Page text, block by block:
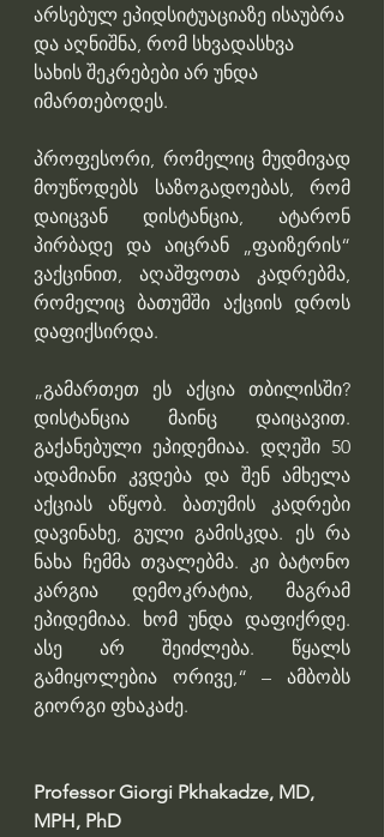
არსებულ ეპიდსიტუაციაზე ისაუბრა
და აღნიშნა, რომ სხვადასხვა
სახის შეკრებები არ უნდა
იმართებოდეს.
პროფესორი, რომელიც მუდმივად
მოუწოდებს საზოგადოებას, რომ
დაიცვან დისტანცია, ატარონ
პირბადე და აიცრან „ფაიზერის“
ვაქცინით, აღაშფოთა კადრებმა,
რომელიც ბათუმში აქციის დროს
დაფიქსირდა.
„გამართეთ ეს აქცია თბილისში?
დისტანცია მაინც დაიცავით.
გაქანებული ეპიდემიაა. დღეში 50
ადამიანი კვდება და შენ ამხელა
აქციას აწყობ. ბათუმის კადრები
დავინახე, გული გამისკდა. ეს რა
ნახა ჩემმა თვალებმა. კი ბატონო
კარგია დემოკრატია, მაგრამ
ეპიდემიაა. ხომ უნდა დაფიქრდე.
ასე არ შეიძლება. წყალს
გამიყოლებია ორივე,“ – ამბობს
გიორგი ფხაკაძე.
Professor Giorgi Pkhakadze, MD,
MPH, PhD